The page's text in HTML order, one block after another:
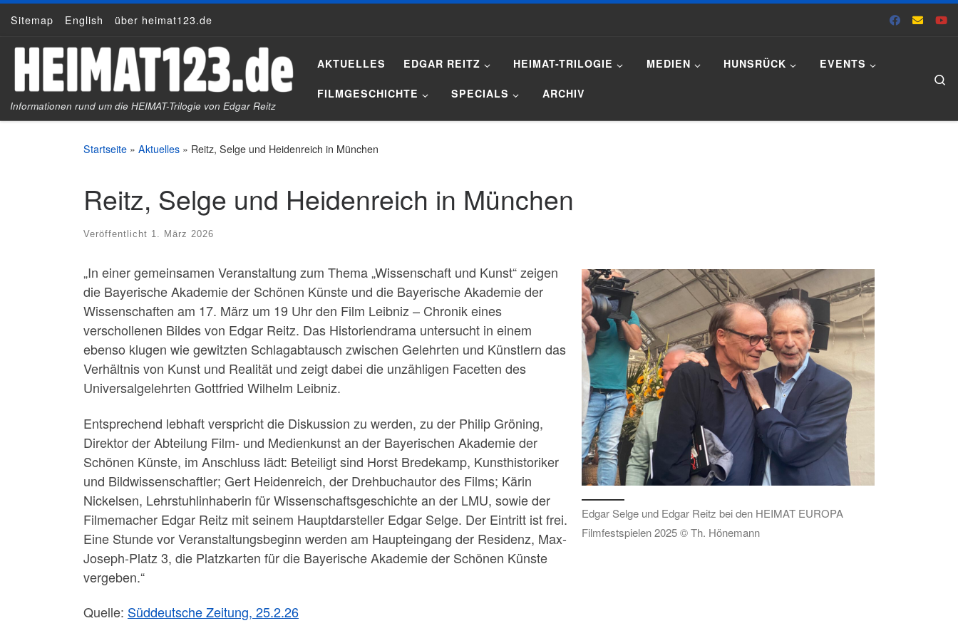
Zum Inhalt springen
Sitemap English über heimat123.de
Informationen rund um die HEIMAT-Trilogie von Edgar Reitz
AKTUELLES EDGAR REITZ HEIMAT-TRILOGIE MEDIEN HUNSRÜCK EVENTS
FILMGESCHICHTE SPECIALS ARCHIV
Startseite » Aktuelles » Reitz, Selge und Heidenreich in München
Reitz, Selge und Heidenreich in München
Veröffentlicht 1. März 2026
Edgar Selge und Edgar Reitz bei den HEIMAT EUROPA
Filmfestspielen 2025 © Th. Hönemann
„In einer gemeinsamen Veranstaltung zum Thema „Wissenschaft und Kunst“ zeigen
die Bayerische Akademie der Schönen Künste und die Bayerische Akademie der
Wissenschaften am 17. März um 19 Uhr den Film Leibniz – Chronik eines
verschollenen Bildes von Edgar Reitz. Das Historiendrama untersucht in einem
ebenso klugen wie gewitzten Schlagabtausch zwischen Gelehrten und Künstlern das
Verhältnis von Kunst und Realität und zeigt dabei die unzähligen Facetten des
Universalgelehrten Gottfried Wilhelm Leibniz.
Entsprechend lebhaft verspricht die Diskussion zu werden, zu der Philip Gröning,
Direktor der Abteilung Film- und Medienkunst an der Bayerischen Akademie der
Schönen Künste, im Anschluss lädt: Beteiligt sind Horst Bredekamp, Kunsthistoriker
und Bildwissenschaftler; Gert Heidenreich, der Drehbuchautor des Films; Kärin
Nickelsen, Lehrstuhlinhaberin für Wissenschaftsgeschichte an der LMU, sowie der
Filmemacher Edgar Reitz mit seinem Hauptdarsteller Edgar Selge. Der Eintritt ist frei.
Eine Stunde vor Veranstaltungsbeginn werden am Haupteingang der Residenz, Max-
Joseph-Platz 3, die Platzkarten für die Bayerische Akademie der Schönen Künste
vergeben.“
Quelle: Süddeutsche Zeitung, 25.2.26